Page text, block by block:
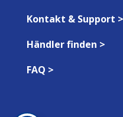
Kontakt & Support >
Händler finden >
FAQ >